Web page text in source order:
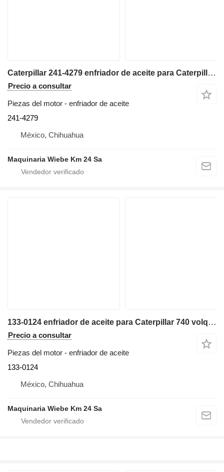
Caterpillar 241-4279 enfriador de aceite para Caterpillar 740 volquete articulado
Precio a consultar
Piezas del motor - enfriador de aceite
241-4279
México, Chihuahua
Maquinaria Wiebe Km 24 Sa
133-0124 enfriador de aceite para Caterpillar 740 volquete articulado
Precio a consultar
Piezas del motor - enfriador de aceite
133-0124
México, Chihuahua
Maquinaria Wiebe Km 24 Sa